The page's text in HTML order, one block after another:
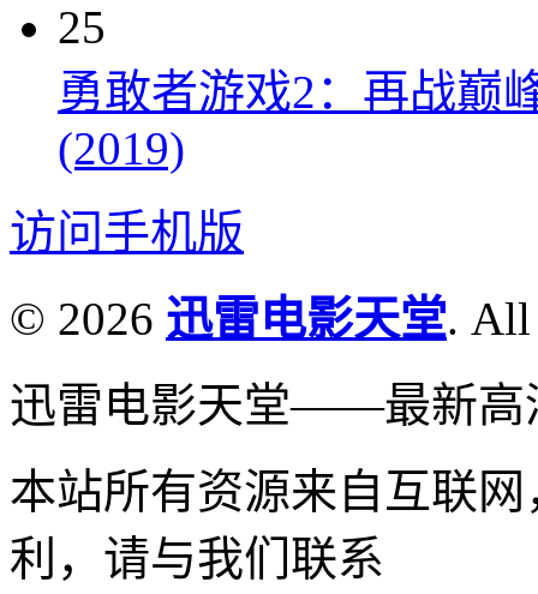
25
勇敢者游戏2：再战巅
(2019)
访问手机版
© 2026 迅雷电影天堂. All
迅雷电影天堂——最新高
本站所有资源来自互联
利，请与我们联系